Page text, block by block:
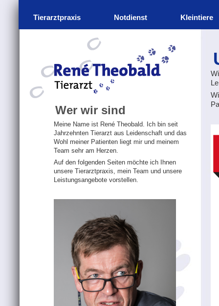
Tierarztpraxis Notdienst Kleintiere
Wer wir sind
Meine Name ist René Theobald. Ich bin seit
Jahrzehnten Tierarzt aus Leidenschaft und das
Wohl meiner Patienten liegt mir und meinem
Team sehr am Herzen.
Auf den folgenden Seiten möchte ich Ihnen
unsere Tierarztpraxis, mein Team und unsere
Leistungsangebote vorstellen.